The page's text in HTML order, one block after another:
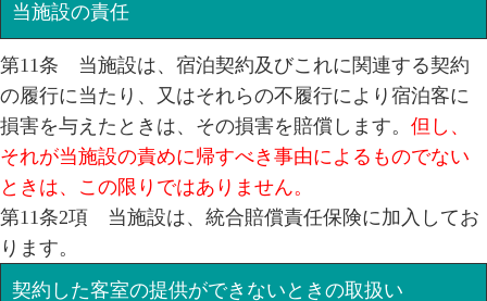
当施設の責任
第11条 当施設は、宿泊契約及びこれに関連する契約
の履行に当たり、又はそれらの不履行により宿泊客に
損害を与えたときは、その損害を賠償します。 但し、
それが当施設の責めに帰すべき事由によるものでない
ときは、この限りではありません。
第11条2項 当施設は、統合賠償責任保険に加入してお
ります。
契約した客室の提供ができないときの取扱い